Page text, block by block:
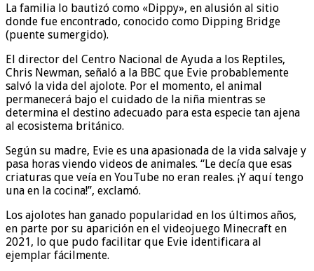
La familia lo bautizó como «Dippy», en alusión al sitio
donde fue encontrado, conocido como Dipping Bridge
(puente sumergido).
El director del Centro Nacional de Ayuda a los Reptiles,
Chris Newman, señaló a la BBC que Evie probablemente
salvó la vida del ajolote. Por el momento, el animal
permanecerá bajo el cuidado de la niña mientras se
determina el destino adecuado para esta especie tan ajena
al ecosistema británico.
Según su madre, Evie es una apasionada de la vida salvaje y
pasa horas viendo videos de animales. “Le decía que esas
criaturas que veía en YouTube no eran reales. ¡Y aquí tengo
una en la cocina!”, exclamó.
Los ajolotes han ganado popularidad en los últimos años,
en parte por su aparición en el videojuego Minecraft en
2021, lo que pudo facilitar que Evie identificara al
ejemplar fácilmente.